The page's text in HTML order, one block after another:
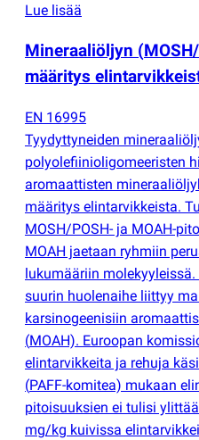
Lue lisää
Mineraaliöljyn (
määritys
EN 16995
Tyydyttyneiden
polyolefiinioligomeeristen
aromaattisten
määritys elintarvikkeista.
MOSH/POSH- ja MOAH-
MOAH jaetaan ryhmiin
lukumääriin
suurin huolenaihe liittyy
karsinogeenisiin
(MOAH). Euroopan
elintarvikkeita ja rehuja
(PAFF-komitea) mukaan
pitoisuuksien ei tulisi
mg/kg kuivissa